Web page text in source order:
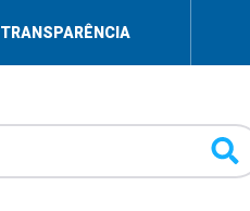
TRANSPARÊNCIA